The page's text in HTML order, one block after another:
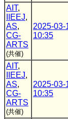
AIT,
IIEEJ,
AS,
CG-
ARTS
(共催)
2025-03-
10:35
AIT,
IIEEJ,
AS,
CG-
ARTS
(共催)
2025-03-
10:35